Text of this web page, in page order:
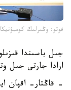
فوتو: وڭىرلىك
ارادا جارتى جىل